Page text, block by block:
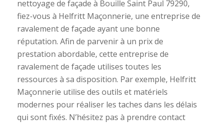
nettoyage de façade à Bouille Saint Paul 79290,
fiez-vous à Helfritt Maçonnerie, une entreprise de
ravalement de façade ayant une bonne
réputation. Afin de parvenir à un prix de
prestation abordable, cette entreprise de
ravalement de façade utilises toutes les
ressources à sa disposition. Par exemple, Helfritt
Maçonnerie utilise des outils et matériels
modernes pour réaliser les taches dans les délais
qui sont fixés. N’hésitez pas à prendre contact